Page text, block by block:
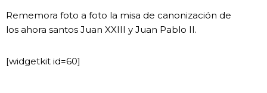
Rememora foto a foto la misa de canonización de
los ahora santos Juan XXIII y Juan Pablo II.
[widgetkit id=60]